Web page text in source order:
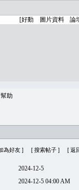
幫助
為好友 ] [ 搜索帖子 ] [ 返
2024-12-5
2024-12-5 04:00 AM